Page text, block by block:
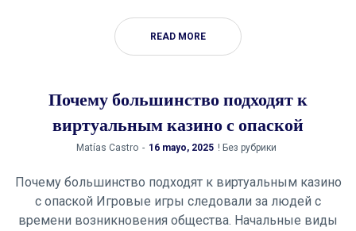
READ MORE
Почему большинство подходят к
виртуальным казино с опаской
by
Matías Castro 16 mayo, 2025 ! Без рубрики
Почему большинство подходят к виртуальным казино
с опаской Игровые игры следовали за людей с
времени возникновения общества. Начальные виды